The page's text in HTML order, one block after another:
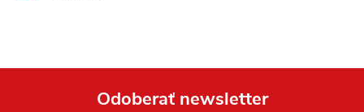
Odoberať newsletter